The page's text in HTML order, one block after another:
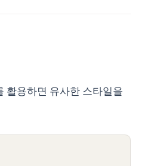
활용하면 유사한 스타일을